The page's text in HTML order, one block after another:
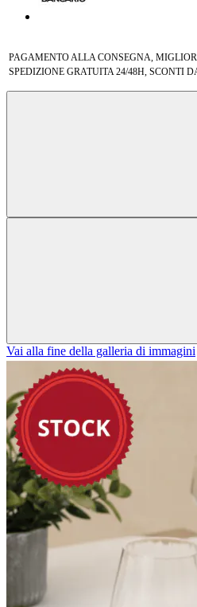
PAGAMENTO ALLA CONSEGNA,
SPEDIZIONE GRATUITA 24/48H, SCONTI
Vai alla fine della galleria di immagini